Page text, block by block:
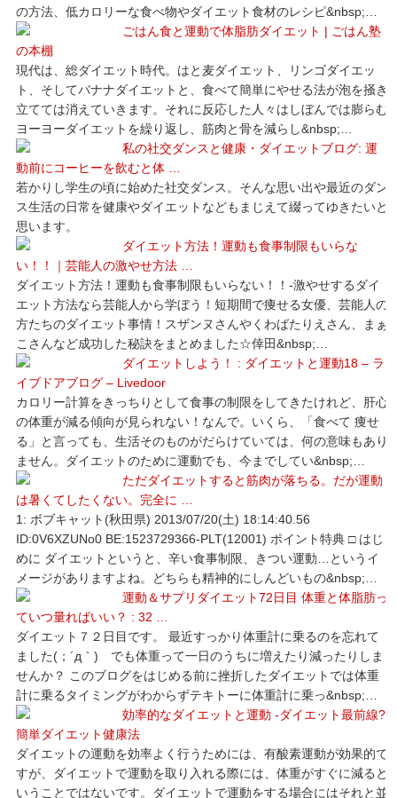
の方法、低カロリーな食べ物やダイエット食材のレシピ&nbsp;…
ごはん食と運動で体脂肪ダイエット | ごはん塾
の本棚
現代は、総ダイエット時代。はと麦ダイエット、リンゴダイエッ
ト、そしてバナナダイエットと、食べて簡単にやせる法が泡を掻き
立てては消えていきます。それに反応した人々はしぼんでは膨らむ
ヨーヨーダイエットを繰り返し、筋肉と骨を減らし&nbsp;…
私の社交ダンスと健康・ダイエットブログ: 運
動前にコーヒーを飲むと体 …
若かりし学生の頃に始めた社交ダンス。そんな思い出や最近のダン
ス生活の日常を健康やダイエットなどもまじえて綴ってゆきたいと
思います。
ダイエット方法！運動も食事制限もいらな
い！！｜芸能人の激やせ方法 …
ダイエット方法！運動も食事制限もいらない！！-激やせするダイ
エット方法なら芸能人から学ぼう！短期間で痩せる女優、芸能人の
方たちのダイエット事情！スザンヌさんやくわばたりえさん、まぁ
こさんなど成功した秘訣をまとめました☆倖田&nbsp;…
ダイエットしよう！ : ダイエットと運動18 – ラ
イブドアブログ – Livedoor
カロリー計算をきっちりとして食事の制限をしてきたけれど、肝心
の体重が減る傾向が見られない！なんで。いくら、「食べて 痩せ
る」と言っても、生活そのものがだらけていては、何の意味もあり
ません。ダイエットのために運動でも、今までしてい&nbsp;…
ただダイエットすると筋肉が落ちる。だが運動
は暑くてしたくない。完全に …
1: ボブキャット(秋田県) 2013/07/20(土) 18:14:40.56
ID:0V6XZUNo0 BE:1523729366-PLT(12001) ポイント特典 □ はじ
めに ダイエットというと、辛い食事制限、きつい運動…というイ
メージがありますよね。どちらも精神的にしんどいもの&nbsp;…
運動＆サプリダイエット72日目 体重と体脂肪っ
ていつ量ればいい？ : 32 …
ダイエット７２日目です。 最近すっかり体重計に乗るのを忘れて
ました(；´д｀)ゞでも体重って一日のうちに増えたり減ったりしま
せんか？ このブログをはじめる前に挫折したダイエットでは体重
計に乗るタイミングがわからずテキトーに体重計に乗っ&nbsp;…
効率的なダイエットと運動 -ダイエット最前線?
簡単ダイエット健康法
ダイエットの運動を効率よく行うためには、有酸素運動が効果的で
すが、ダイエットで運動を取り入れる際には、体重がすぐに減ると
いうことではないです。ダイエットで運動をする場合にはそれと並